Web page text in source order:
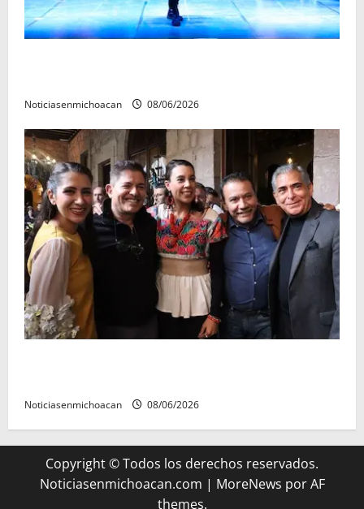
Noticiasenmichoacan 08/06/2026
Noticiasenmichoacan 08/06/2026
Copyright © Todos los derechos reservados.
Noticiasenmichoacan.com | MoreNews por AF
themes.